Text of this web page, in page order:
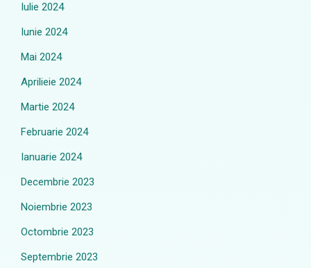
Iulie 2024
Iunie 2024
Mai 2024
Aprilieie 2024
Martie 2024
Februarie 2024
Ianuarie 2024
Decembrie 2023
Noiembrie 2023
Octombrie 2023
Septembrie 2023